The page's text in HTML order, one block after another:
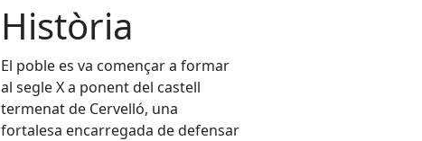
Història
El poble es va començar a formar
al segle X a ponent del castell
termenat de Cervelló, una
fortalesa encarregada de defensar